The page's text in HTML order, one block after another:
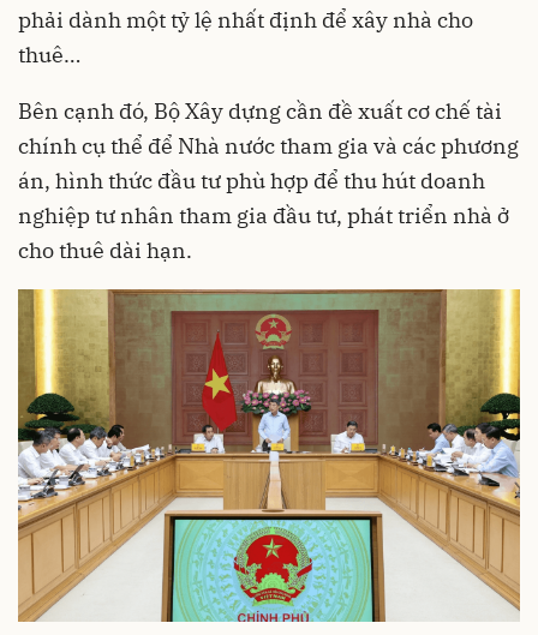
phải dành một tỷ lệ nhất định để xây nhà cho
thuê…
Bên cạnh đó, Bộ Xây dựng cần đề xuất cơ chế tài
chính cụ thể để Nhà nước tham gia và các phương
án, hình thức đầu tư phù hợp để thu hút doanh
nghiệp tư nhân tham gia đầu tư, phát triển nhà ở
cho thuê dài hạn.